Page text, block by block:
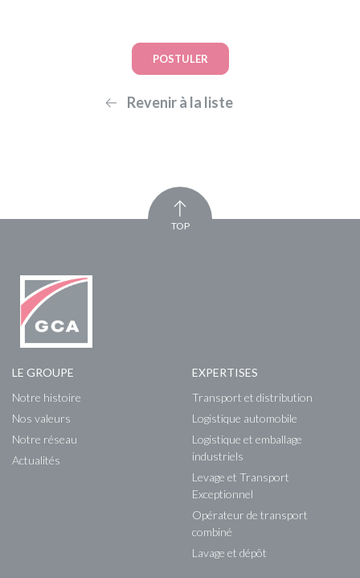
POSTULER
Revenir à la liste
TOP
LE GROUPE
Notre histoire
Nos valeurs
Notre réseau
Actualités
EXPERTISES
Transport et distribution
Logistique automobile
Logistique et emballage
industriels
Levage et Transport
Exceptionnel
Opérateur de transport
combiné
Lavage et dépôt